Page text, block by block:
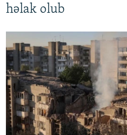
həlak olub